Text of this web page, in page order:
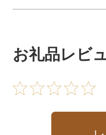
お礼品レビ